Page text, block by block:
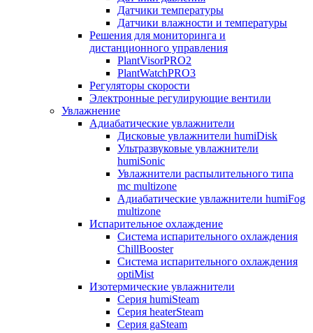
Датчики температуры
Датчики влажности и температуры
Решения для мониторинга и
дистанционного управления
PlantVisorPRO2
PlantWatchPRO3
Регуляторы скорости
Электронные регулирующие вентили
Увлажнение
Адиабатические увлажнители
Дисковые увлажнители humiDisk
Ультразвуковые увлажнители
humiSonic
Увлажнители распылительного типа
mc multizone
Адиабатические увлажнители humiFog
multizone
Испарительное охлаждение
Система испарительного охлаждения
ChillBooster
Система испарительного охлаждения
optiMist
Изотермические увлажнители
Серия humiSteam
Серия heaterSteam
Серия gaSteam